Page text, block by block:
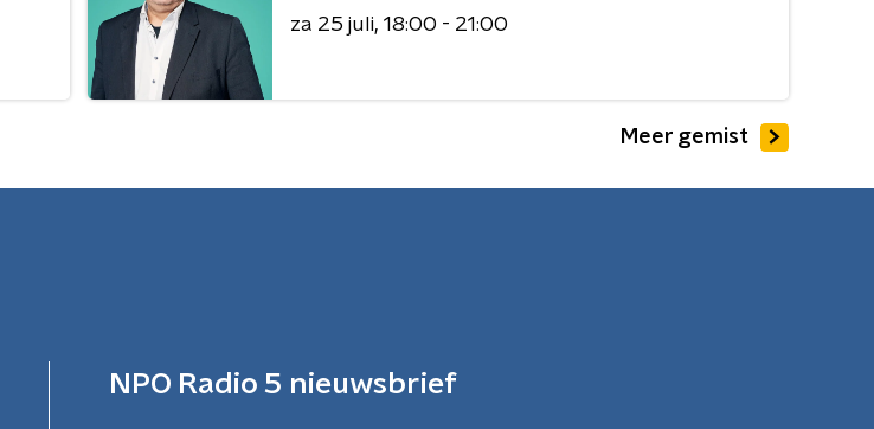
za 25 juli 18:00 - 21:00
Meer gemist
NPO Radio 5 nieuwsbrief